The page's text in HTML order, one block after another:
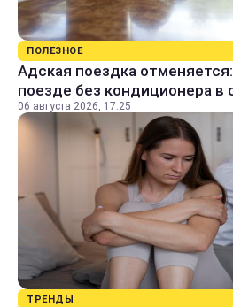
ПОЛЕЗНОЕ
Адская поездка
поезде без кондиционера в
06 августа 2026, 17:25
ТРЕНДЫ